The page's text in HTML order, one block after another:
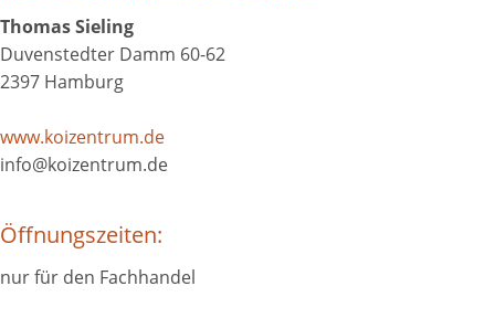
Thomas Sieling
Duvenstedter Damm 60-62
2397 Hamburg
www.koizentrum.de
info@koizentrum.de
Öffnungszeiten:
nur für den Fachhandel